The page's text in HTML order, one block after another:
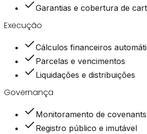
Garantias e cobertura de
Execução
Cálculos financeiros
Parcelas e vencimentos
Liquidações e distribuições
Governança
Monitoramento de covenants
Registro público e imutável